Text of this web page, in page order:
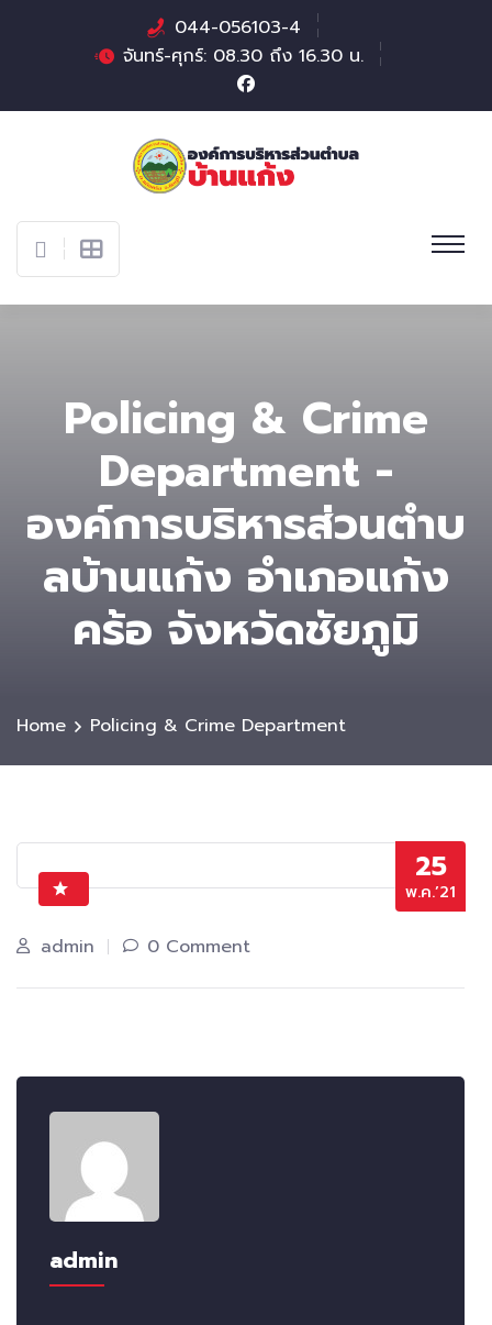
044-056103-4
จันทร์-ศุกร์: 08.30 ถึง 16.30 น.
Policing & Crime
Department -
องค์การบริหารส่วนตําบ
ลบ้านแก้ง อำเภอแก้ง
คร้อ จังหวัดชัยภูมิ
Home Policing & Crime Department
25
พ.ค.’21
admin 0 Comment
admin